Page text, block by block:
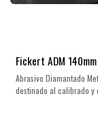
Fickert ADM 140mm
Abrasivo Diamantado
destinado al calibrado y